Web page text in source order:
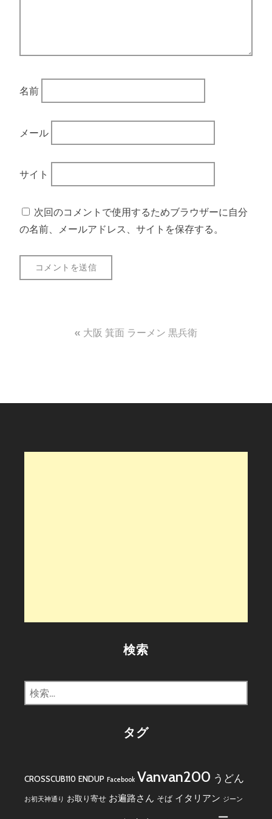
名前
メール
サイト
次回のコメントで使用するためブラウザーに自分
の名前、メールアドレス、サイトを保存する。
ビ
ー
大阪 箕面 ラーメン 黒兵衛
検索
検
索:
タグ
CROSSCUB110 ENDUP Facebook Vanvan200 うどん
お初天神通り お取り寄せ お遍路さん そば イタリアン ジーン